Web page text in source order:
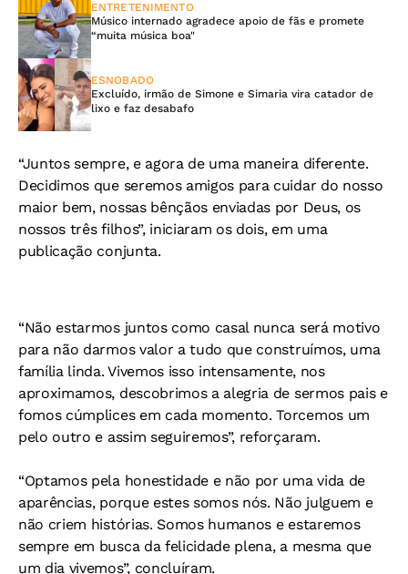
ENTRETENIMENTO
Músico internado agradece apoio de fãs e promete
“muita música boa"
ESNOBADO
Excluído, irmão de Simone e Simaria vira catador de
lixo e faz desabafo
“Juntos sempre, e agora de uma maneira diferente.
Decidimos que seremos amigos para cuidar do nosso
maior bem, nossas bênçãos enviadas por Deus, os
nossos três filhos”, iniciaram os dois, em uma
publicação conjunta.
“Não estarmos juntos como casal nunca será motivo
para não darmos valor a tudo que construímos, uma
família linda. Vivemos isso intensamente, nos
aproximamos, descobrimos a alegria de sermos pais e
fomos cúmplices em cada momento. Torcemos um
pelo outro e assim seguiremos”, reforçaram.
“Optamos pela honestidade e não por uma vida de
aparências, porque estes somos nós. Não julguem e
não criem histórias. Somos humanos e estaremos
sempre em busca da felicidade plena, a mesma que
um dia vivemos”, concluíram.